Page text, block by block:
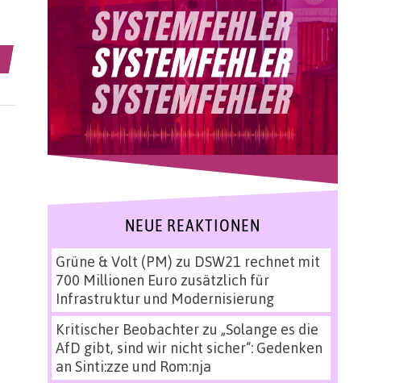
NEUE REAKTIONEN
Grüne & Volt (PM) zu DSW21 rechnet mit
700 Millionen Euro zusätzlich für
Infrastruktur und Modernisierung
Kritischer Beobachterzu „Solange es die
AfD gibt, sind wir nicht sicher“: Gedenken
an Sinti:zze und Rom:nja